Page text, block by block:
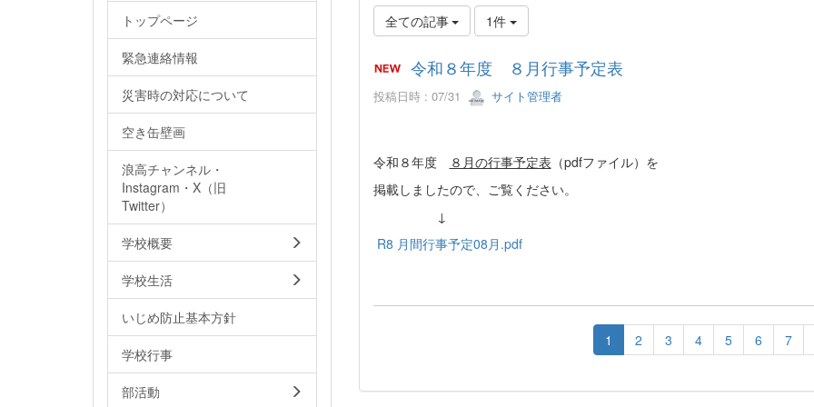
全ての記事 1件
令和８年度 ８月行事予定表
投稿日時 : 07/31 サイト管理者
令和８年度 ８月の行事予定表 （pdfファイル）を
掲載しましたので、ご覧ください。
↓
R8 月間行事予定08月.pdf
1 2 3 4 5 6 7
トップページ
緊急連絡情報
災害時の対応について
空き缶壁画
浪高チャンネル・
Instagram・X（旧
Twitter）
学校概要
学校生活
いじめ防止基本方針
学校行事
部活動